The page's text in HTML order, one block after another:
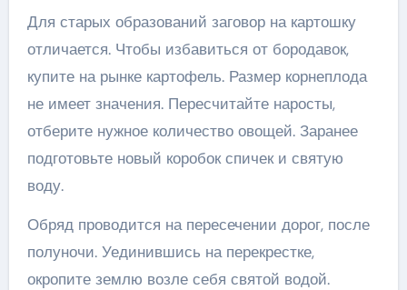
Для старых образований заговор на картошку
отличается. Чтобы избавиться от бородавок,
купите на рынке картофель. Размер корнеплода
не имеет значения. Пересчитайте наросты,
отберите нужное количество овощей. Заранее
подготовьте новый коробок спичек и святую
воду.
Обряд проводится на пересечении дорог, после
полуночи. Уединившись на перекрестке,
окропите землю возле себя святой водой.